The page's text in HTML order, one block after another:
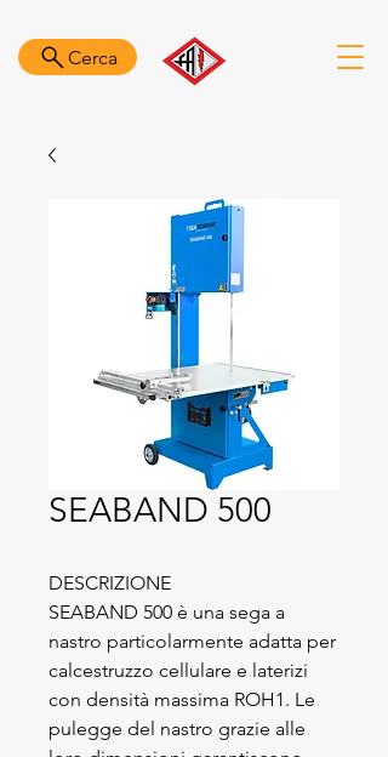
Cerca
SEABAND 500
DESCRIZIONE
SEABAND 500 è una sega a
nastro particolarmente adatta per
calcestruzzo cellulare e laterizi
con densità massima ROH1. Le
pulegge del nastro grazie alle